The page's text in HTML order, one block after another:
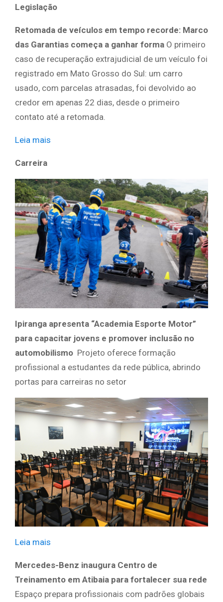
Legislação
Retomada de veículos em tempo recorde: Marco
das Garantias começa a ganhar forma O primeiro
caso de recuperação extrajudicial de um veículo foi
registrado em Mato Grosso do Sul: um carro
usado, com parcelas atrasadas, foi devolvido ao
credor em apenas 22 dias, desde o primeiro
contato até a retomada.
Leia mais
Carreira
Ipiranga apresenta “Academia Esporte Motor”
para capacitar jovens e promover inclusão no
automobilismo Projeto oferece formação
profissional a estudantes da rede pública, abrindo
portas para carreiras no setor
Leia mais
Mercedes-Benz inaugura Centro de
Treinamento em Atibaia para fortalecer sua rede
Espaço prepara profissionais com padrões globais